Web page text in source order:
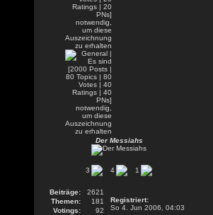
Der Messiahs
3 4 1
Beiträge:
2621
Themen:
181
Votings:
92
Registriert:
So 4. Jun 2006, 04:03